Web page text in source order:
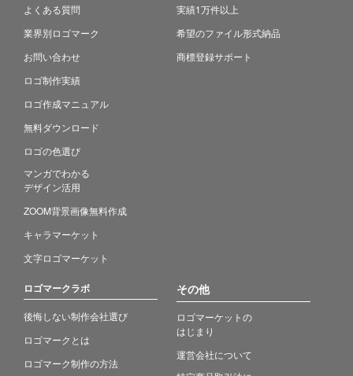
よくある質問
業界別ロゴマーク
お問い合わせ
ロゴ制作実績
ロゴ作成マニュアル
無料ダウンロード
ロゴの色選び
マンガでわかる
デザイン活用
ZOOM背景画像無料作成
キャラマーケット
文字ロゴマーケット
実績1万件以上
希望のファイル形式納品
商標登録サポート
ロゴマークラボ
後悔しない制作会社選び
ロゴマークとは
ロゴマーク制作の方法
その他
ロゴマーケットの
はじまり
運営会社について